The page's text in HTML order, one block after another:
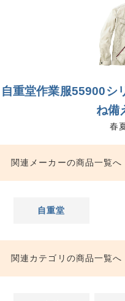
自重堂作業服55900シ
ね備
春
関連メーカーの商品一覧へ
自重堂
関連カテゴリの商品一覧へ